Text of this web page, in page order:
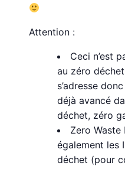
Attention :
Ceci n’est
au zéro
s’adresse
déjà avancé
déchet, zéro
Zero Waste
également les
déchet (pour